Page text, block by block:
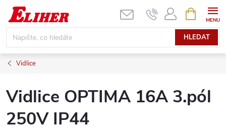
Přejít
obsah
HLEDAT
NÁKUPNÍ
KOŠÍK
Vidlice
Vidlice OPTIMA 16A 3.pól
250V IP44